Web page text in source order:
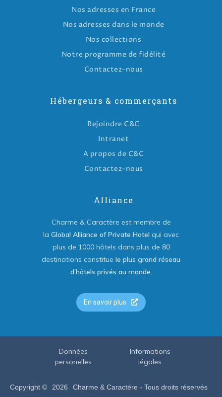
Nos adresses en France
Nos adresses dans le monde
Nos collections
Notre programme de fidélité
Contactez-nous
Hébergeurs & commerçants
Rejoindre C&C
Intranet
A propos de C&C
Contactez-nous
Alliance
Charme & Caractère est membre de
la Global Alliance of Private Hotel qui avec
plus de 1000 hôtels dans plus de 80
destinations constitue le plus grand réseau
d’hôtels privés au monde.
En savoir plus
Copyright © 2026 Charme & Caractère - Tous droits réservés
Données
personelles
Informations
légales